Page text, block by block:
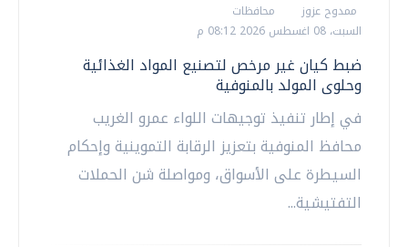
ممدوح عزوز
محافظات
السبت، 08 اغسطس 2026 08:12 م
ضبط كيان غير مرخص لتصنيع المواد الغذائية
وحلوى المولد بالمنوفية
في إطار تنفيذ توجيهات اللواء عمرو الغريب
محافظ المنوفية بتعزيز الرقابة التموينية وإحكام
السيطرة على الأسواق، ومواصلة شن الحملات
التفتيشية...